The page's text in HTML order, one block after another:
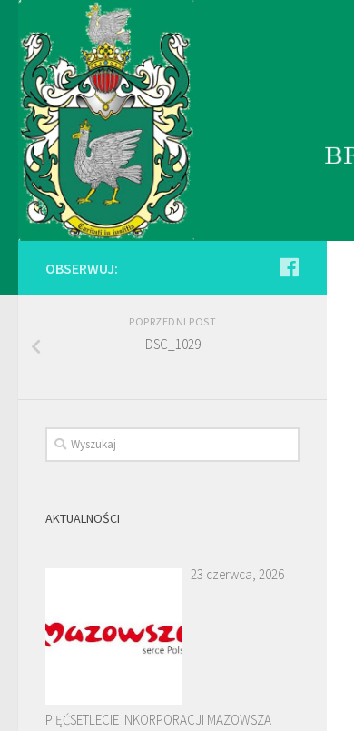
OBSERWUJ:
POPRZEDNI POST
DSC_1029
AKTUALNOŚCI
23 czerwca, 2026
PIĘĆSETLECIE INKORPORACJI MAZOWSZA